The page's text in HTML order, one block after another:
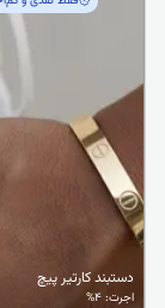
دستبند کارتیر پیچ
اجرت: 4%